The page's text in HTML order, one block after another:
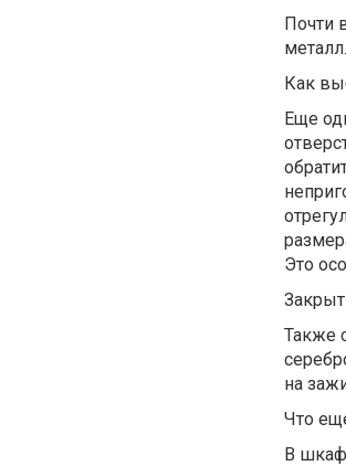
Почти
Как
Еще
Это
Также
на
Что
В